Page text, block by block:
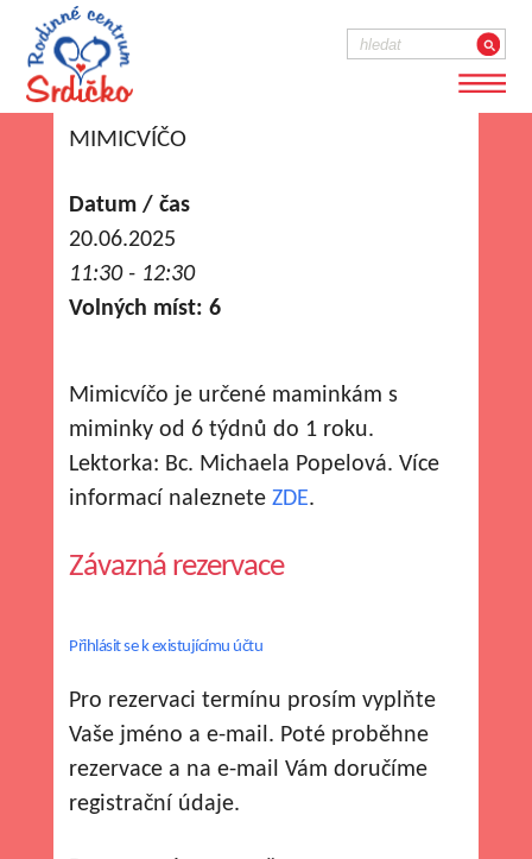
MIMICVÍČO
Datum / čas
20.06.2025
11:30 - 12:30
Volných míst: 6
Mimicvíčo je určené maminkám s
miminky od 6 týdnů do 1 roku.
Lektorka: Bc. Michaela Popelová. Více
informací nalezneteZDE.
Závazná rezervace
Přihlásit se k existujícímu účtu
Pro rezervaci termínu prosím vyplňte
Vaše jméno a e-mail. Poté proběhne
rezervace a na e-mail Vám doručíme
registrační údaje.